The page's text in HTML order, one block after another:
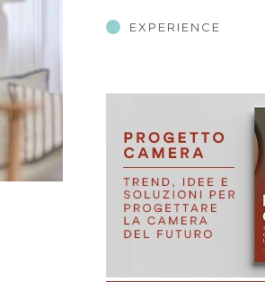
EXPERIENCE